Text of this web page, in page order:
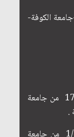
الكوفة-
شهادة البكالوريوس ، بتاريخ 17/6/1982 من جامعة
.